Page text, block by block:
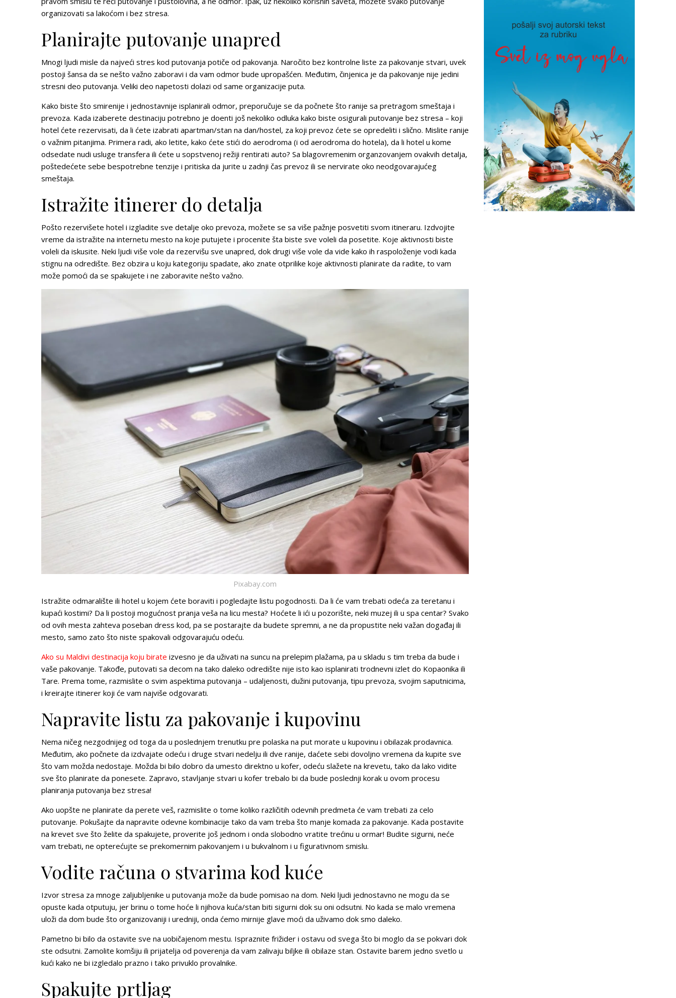
organizovati sa lakoćom i bez stresa.
Planirajte putovanje unapred
Mnogi ljudi misle da najveći stres kod putovanja potiče od pakovanja. Naročito bez kontrolne liste za pakovanje stvari, uvek
postoji šansa da se nešto važno zaboravi i da vam odmor bude upropašćen. Međutim, činjenica je da pakovanje nije jedini
stresni deo putovanja. Veliki deo napetosti dolazi od same organizacije puta.
Kako biste što smirenije i jednostavnije isplanirali odmor, preporučuje se da počnete što ranije sa pretragom smeštaja i
prevoza. Kada izaberete destinaciju potrebno je doenti još nekoliko odluka kako biste osigurali putovanje bez stresa – koji
hotel ćete rezervisati, da li ćete izabrati apartman/stan na dan/hostel, za koji prevoz ćete se opredeliti i slično. Mislite ranije
o važnim pitanjima. Primera radi, ako letite, kako ćete stići do aerodroma (i od aerodroma do hotela), da li hotel u kome
odsedate nudi usluge transfera ili ćete u sopstvenoj režiji rentirati auto? Sa blagovremenim organzovanjem ovakvih detalja,
poštedećete sebe bespotrebne tenzije i pritiska da jurite u zadnji čas prevoz ili se nervirate oko neodgovarajućeg
smeštaja.
Istražite itinerer do detalja
Pošto rezervišete hotel i izgladite sve detalje oko prevoza, možete se sa više pažnje posvetiti svom itineraru. Izdvojite
vreme da istražite na internetu mesto na koje putujete i procenite šta biste sve voleli da posetite. Koje aktivnosti biste
voleli da iskusite. Neki ljudi više vole da rezervišu sve unapred, dok drugi više vole da vide kako ih raspoloženje vodi kada
stignu na odredište. Bez obzira u koju kategoriju spadate, ako znate otprilike koje aktivnosti planirate da radite, to vam
može pomoći da se spakujete i ne zaboravite nešto važno.
Pixabay.com
Istražite odmaralište ili hotel u kojem ćete boraviti i pogledajte listu pogodnosti. Da li će vam trebati odeća za teretanu i
kupaći kostimi? Da li postoji mogućnost pranja veša na licu mesta? Hoćete li ići u pozorište, neki muzej ili u spa centar? Svako
od ovih mesta zahteva poseban dress kod, pa se postarajte da budete spremni, a ne da propustite neki važan događaj ili
mesto, samo zato što niste spakovali odgovarajuću odeću.
Ako su Maldivi destinacija koju birate izvesno je da uživati na suncu na prelepim plažama, pa u skladu s tim treba da bude i
vaše pakovanje. Takođe, putovati sa decom na tako daleko odredište nije isto kao isplanirati trodnevni izlet do Kopaonika ili
Tare. Prema tome, razmislite o svim aspektima putovanja – udaljenosti, dužini putovanja, tipu prevoza, svojim saputnicima,
i kreirajte itinerer koji će vam najviše odgovarati.
Napravite listu za pakovanje i kupovinu
Nema ničeg nezgodnijeg od toga da u poslednjem trenutku pre polaska na put morate u kupovinu i obilazak prodavnica.
Međutim, ako počnete da izdvajate odeću i druge stvari nedelju ili dve ranije, daćete sebi dovoljno vremena da kupite sve
što vam možda nedostaje. Možda bi bilo dobro da umesto direktno u kofer, odeću slažete na krevetu, tako da lako vidite
sve što planirate da ponesete. Zapravo, stavljanje stvari u kofer trebalo bi da bude poslednji korak u ovom procesu
planiranja putovanja bez stresa!
Ako uopšte ne planirate da perete veš, razmislite o tome koliko različitih odevnih predmeta će vam trebati za celo
putovanje. Pokušajte da napravite odevne kombinacije tako da vam treba što manje komada za pakovanje. Kada postavite
na krevet sve što želite da spakujete, proverite još jednom i onda slobodno vratite trećinu u ormar! Budite sigurni, neće
vam trebati, ne opterećujte se prekomernim pakovanjem i u bukvalnom i u figurativnom smislu.
Vodite računa o stvarima kod kuće
Izvor stresa za mnoge zaljubljenike u putovanja može da bude pomisao na dom. Neki ljudi jednostavno ne mogu da se
opuste kada otputuju, jer brinu o tome hoće li njihova kuća/stan biti sigurni dok su oni odsutni. No kada se malo vremena
uloži da dom bude što organizovaniji i uredniji, onda ćemo mirnije glave moći da uživamo dok smo daleko.
Pametno bi bilo da ostavite sve na uobičajenom mestu. Ispraznite frižider i ostavu od svega što bi moglo da se pokvari dok
ste odsutni. Zamolite komšiju ili prijatelja od poverenja da vam zalivaju biljke ili obilaze stan. Ostavite barem jedno svetlo u
kući kako ne bi izgledalo prazno i tako privuklo provalnike.
Spakujte prtljag